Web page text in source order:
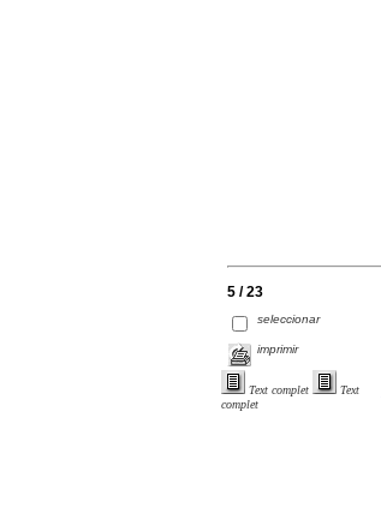
5 / 23
seleccionar
imprimir
Text complet
Text
complet